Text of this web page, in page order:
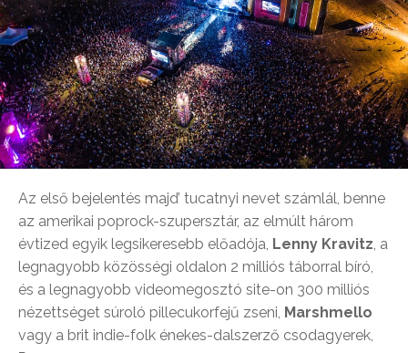
Az első bejelentés majd’ tucatnyi nevet számlál, benne
az amerikai poprock-szupersztár, az elmúlt három
évtized egyik legsikeresebb előadója, Lenny Kravitz, a
legnagyobb közösségi oldalon 2 milliós táborral bíró,
és a legnagyobb videomegosztó site-on 300 milliós
nézettséget súroló pillecukorfejű zseni, Marshmello
vagy a brit indie-folk énekes-dalszerző csodagyerek,